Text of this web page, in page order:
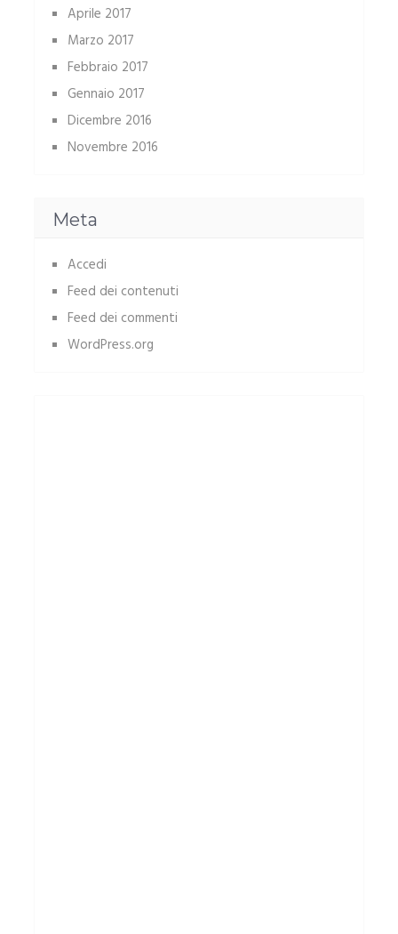
Aprile 2017
Marzo 2017
Febbraio 2017
Gennaio 2017
Dicembre 2016
Novembre 2016
Meta
Accedi
Feed dei contenuti
Feed dei commenti
WordPress.org